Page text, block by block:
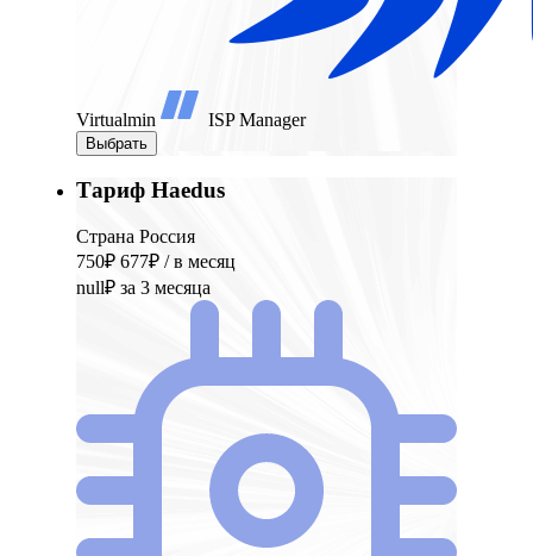
Virtualmin ISP Manager
Выбрать
Тариф Haedus
Страна Россия
750₽ 677₽ / в месяц
null₽ за 3 месяца